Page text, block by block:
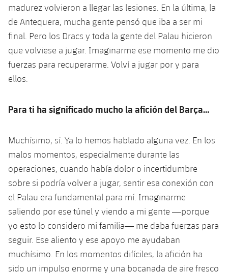
madurez volvieron a llegar las lesiones. En la última, la
de Antequera, mucha gente pensó que iba a ser mi
final. Pero los Dracs y toda la gente del Palau hicieron
que volviese a jugar. Imaginarme ese momento me dio
fuerzas para recuperarme. Volví a jugar por y para
ellos.
Para ti ha significado mucho la afición del Barça…
Muchísimo, sí. Ya lo hemos hablado alguna vez. En los
malos momentos, especialmente durante las
operaciones, cuando había dolor o incertidumbre
sobre si podría volver a jugar, sentir esa conexión con
el Palau era fundamental para mí. Imaginarme
saliendo por ese túnel y viendo a mi gente —porque
yo esto lo considero mi familia— me daba fuerzas para
seguir. Ese aliento y ese apoyo me ayudaban
muchísimo. En los momentos difíciles, la afición ha
sido un impulso enorme y una bocanada de aire fresco